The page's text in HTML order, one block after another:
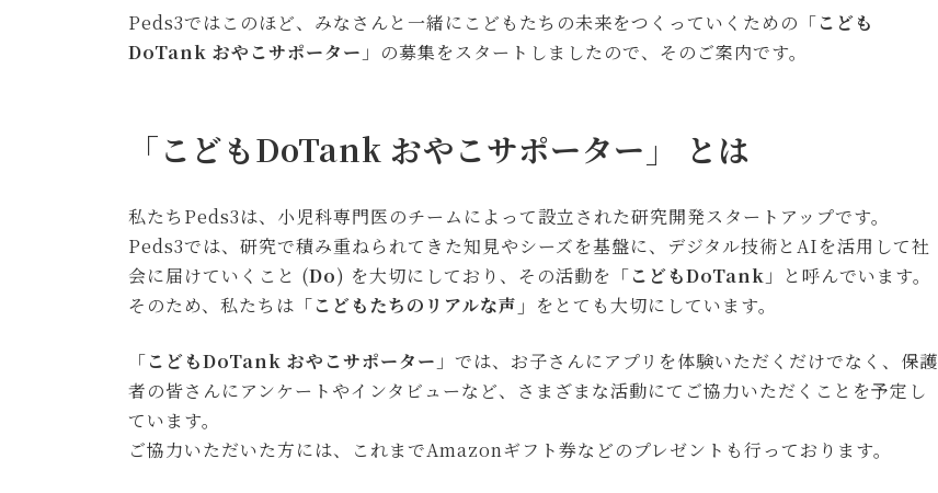
Peds3ではこのほど、みなさんと一緒にこどもたちの未来をつくっていくための「こども
DoTank おやこサポーター 」の募集をスタートしましたので、そのご案内です。
「こどもDoTank おやこサポーター」 とは
私たちPeds3は、小児科専門医のチームによって設立された研究開発スタートアップです。
Peds3では、研究で積み重ねられてきた知見やシーズを基盤に、デジタル技術とAIを活用して社
会に届けていくこと (Do) を大切にしており、その活動を「こどもDoTank 」と呼んでいます。
そのため、私たちは 「こどもたちのリアルな声」 をとても大切にしています。
「こどもDoTank おやこサポーター 」では、お子さんにアプリを体験いただくだけでなく、保護
者の皆さんにアンケートやインタビューなど、さまざまな活動にてご協力いただくことを予定し
ています。
ご協力いただいた方には、これまでAmazonギフト券などのプレゼントも行っております。